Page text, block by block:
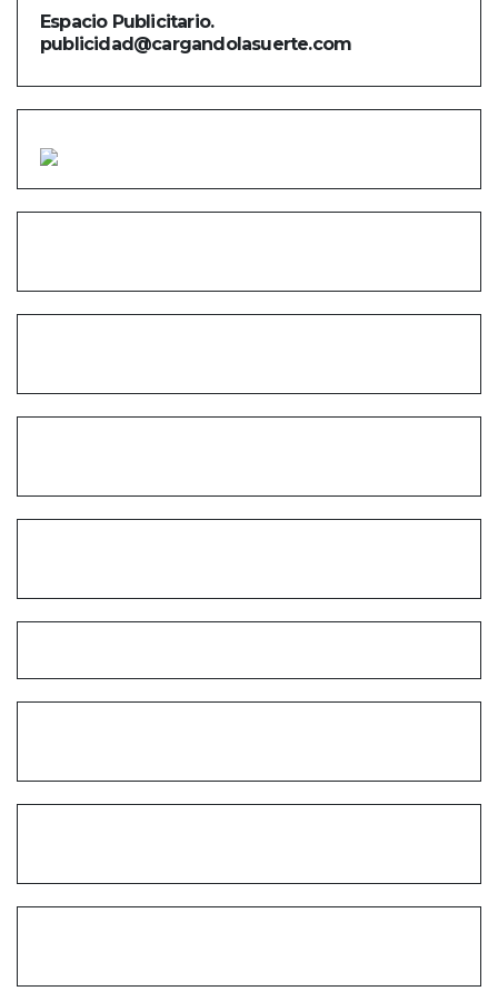
Espacio Publicitario.
publicidad@cargandolasuerte.com